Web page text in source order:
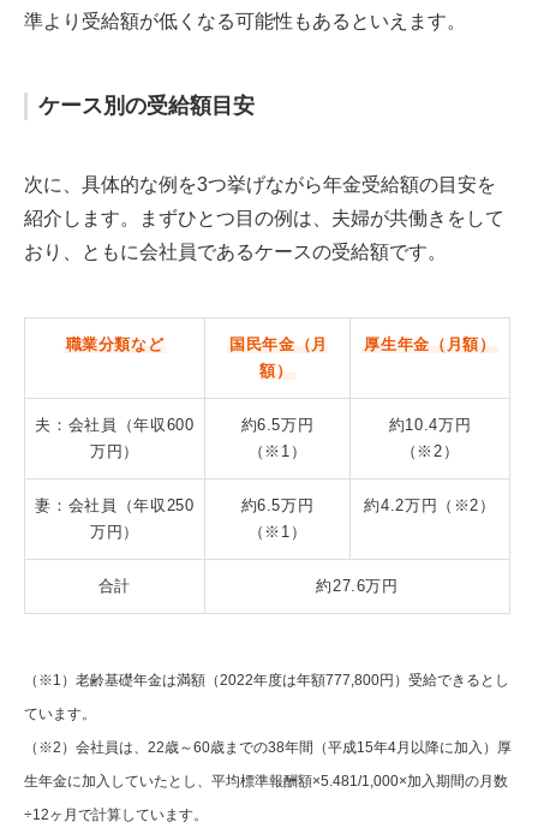
準より受給額が低くなる可能性もあるといえます。
ケース別の受給額目安
次に、具体的な例を3つ挙げながら年金受給額の目安を
紹介します。まずひとつ目の例は、夫婦が共働きをして
おり、ともに会社員であるケースの受給額です。
職業分類など
国民年金（月
額）
厚生年金（月額）
夫：会社員（年収600
万円）
約6.5万円
（※1）
約10.4万円
（※2）
妻：会社員（年収250
万円）
約6.5万円
（※1）
約4.2万円（※2）
合計 約27.6万円
（※1）老齢基礎年金は満額（2022年度は年額777,800円）受給できるとし
ています。
（※2）会社員は、22歳～60歳までの38年間（平成15年4月以降に加入）厚
生年金に加入していたとし、平均標準報酬額×5.481/1,000×加入期間の月数
÷12ヶ月で計算しています。